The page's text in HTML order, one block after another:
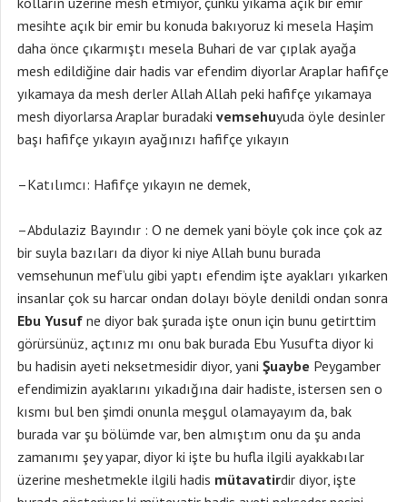
mesihte açık bir emir bu konuda bakıyoruz ki mesela Haşim
daha önce çıkarmıştı mesela Buhari de var çıplak ayağa
mesh edildiğine dair hadis var efendim diyorlar Araplar hafifçe
yıkamaya da mesh derler Allah Allah peki hafifçe yıkamaya
mesh diyorlarsa Araplar buradaki vemsehuyuda öyle desinler
başı hafifçe yıkayın ayağınızı hafifçe yıkayın
–Katılımcı: Hafifçe yıkayın ne demek,
–Abdulaziz Bayındır : O ne demek yani böyle çok ince çok az
bir suyla bazıları da diyor ki niye Allah bunu burada
vemsehunun mef’ulu gibi yaptı efendim işte ayakları yıkarken
insanlar çok su harcar ondan dolayı böyle denildi ondan sonra
Ebu Yusuf ne diyor bak şurada işte onun için bunu getirttim
görürsünüz, açtınız mı onu bak burada Ebu Yusufta diyor ki
bu hadisin ayeti neksetmesidir diyor, yani Şuaybe Peygamber
efendimizin ayaklarını yıkadığına dair hadiste, istersen sen o
kısmı bul ben şimdi onunla meşgul olamayayım da, bak
burada var şu bölümde var, ben almıştım onu da şu anda
zamanımı şey yapar, diyor ki işte bu hufla ilgili ayakkabılar
üzerine meshetmekle ilgili hadis mütavatirdir diyor, işte